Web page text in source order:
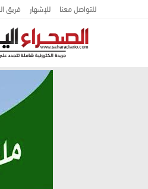
للتواصل معنا للإشهار فريق